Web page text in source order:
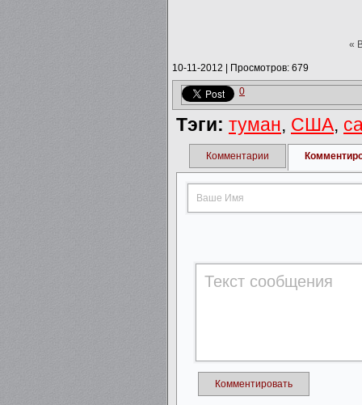
«
10-11-2012 Просмотров: 679
0
Тэги: туман, США,
Комментарии
Комментировать